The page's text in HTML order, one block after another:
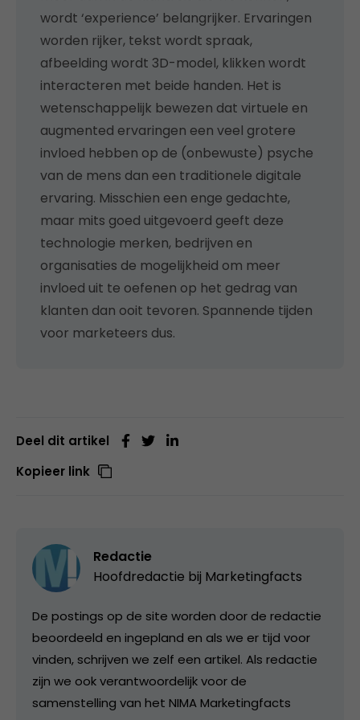
wordt ‘experience’ belangrijker. Ervaringen
worden rijker, tekst wordt spraak,
afbeelding wordt 3D-model, klikken wordt
interacteren met beide handen. Het is
wetenschappelijk bewezen dat virtuele en
augmented ervaringen een veel grotere
invloed hebben op de (onbewuste) psyche
van de mens dan een traditionele digitale
ervaring. Misschien een enge gedachte,
maar mits goed uitgevoerd geeft deze
technologie merken, bedrijven en
organisaties de mogelijkheid om meer
invloed uit te oefenen op het gedrag van
klanten dan ooit tevoren. Spannende tijden
voor marketeers dus.
Deel dit artikel
Kopieer link
Redactie
Hoofdredactie bij Marketingfacts
De postings op de site worden door de redactie
beoordeeld en ingepland en als we er tijd voor
vinden, schrijven we zelf een artikel. Als redactie
zijn we ook verantwoordelijk voor de
samenstelling van het NIMA Marketingfacts